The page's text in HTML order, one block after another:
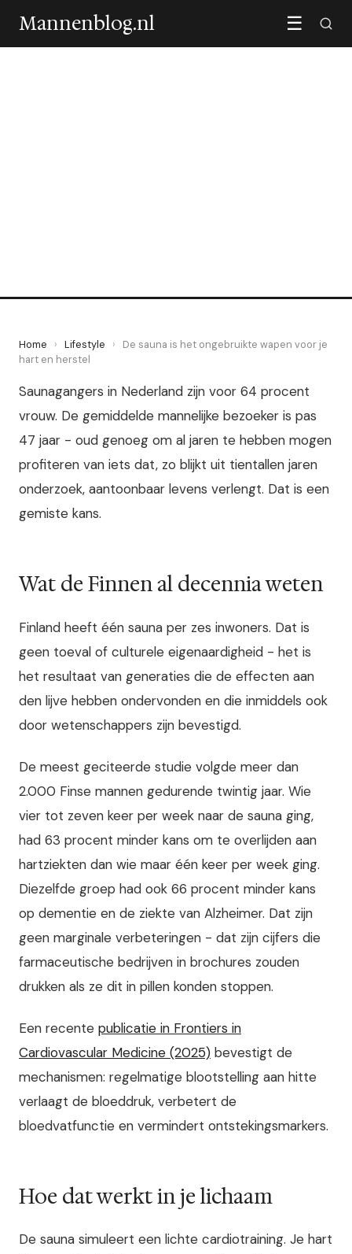
Mannenblog.nl ☰
Home › Lifestyle ›
De sauna is het ongebruikte wapen voor je
hart en herstel
Saunagangers in Nederland zijn voor 64 procent
vrouw. De gemiddelde mannelijke bezoeker is pas
47 jaar - oud genoeg om al jaren te hebben mogen
profiteren van iets dat, zo blijkt uit tientallen jaren
onderzoek, aantoonbaar levens verlengt. Dat is een
gemiste kans.
Wat de Finnen al decennia weten
Finland heeft één sauna per zes inwoners. Dat is
geen toeval of culturele eigenaardigheid - het is
het resultaat van generaties die de effecten aan
den lijve hebben ondervonden en die inmiddels ook
door wetenschappers zijn bevestigd.
De meest geciteerde studie volgde meer dan
2.000 Finse mannen gedurende twintig jaar. Wie
vier tot zeven keer per week naar de sauna ging,
had 63 procent minder kans om te overlijden aan
hartziekten dan wie maar één keer per week ging.
Diezelfde groep had ook 66 procent minder kans
op dementie en de ziekte van Alzheimer. Dat zijn
geen marginale verbeteringen - dat zijn cijfers die
farmaceutische bedrijven in brochures zouden
drukken als ze dit in pillen konden stoppen.
Een recente publicatie in Frontiers in
Cardiovascular Medicine (2025) bevestigt de
mechanismen: regelmatige blootstelling aan hitte
verlaagt de bloeddruk, verbetert de
bloedvatfunctie en vermindert ontstekingsmarkers.
Hoe dat werkt in je lichaam
De sauna simuleert een lichte cardiotraining. Je hart